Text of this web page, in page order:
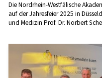
Die Nordrhein-Westfälische
auf der Jahresfeier 2025 in
und Medizin Prof. Dr. Norbert